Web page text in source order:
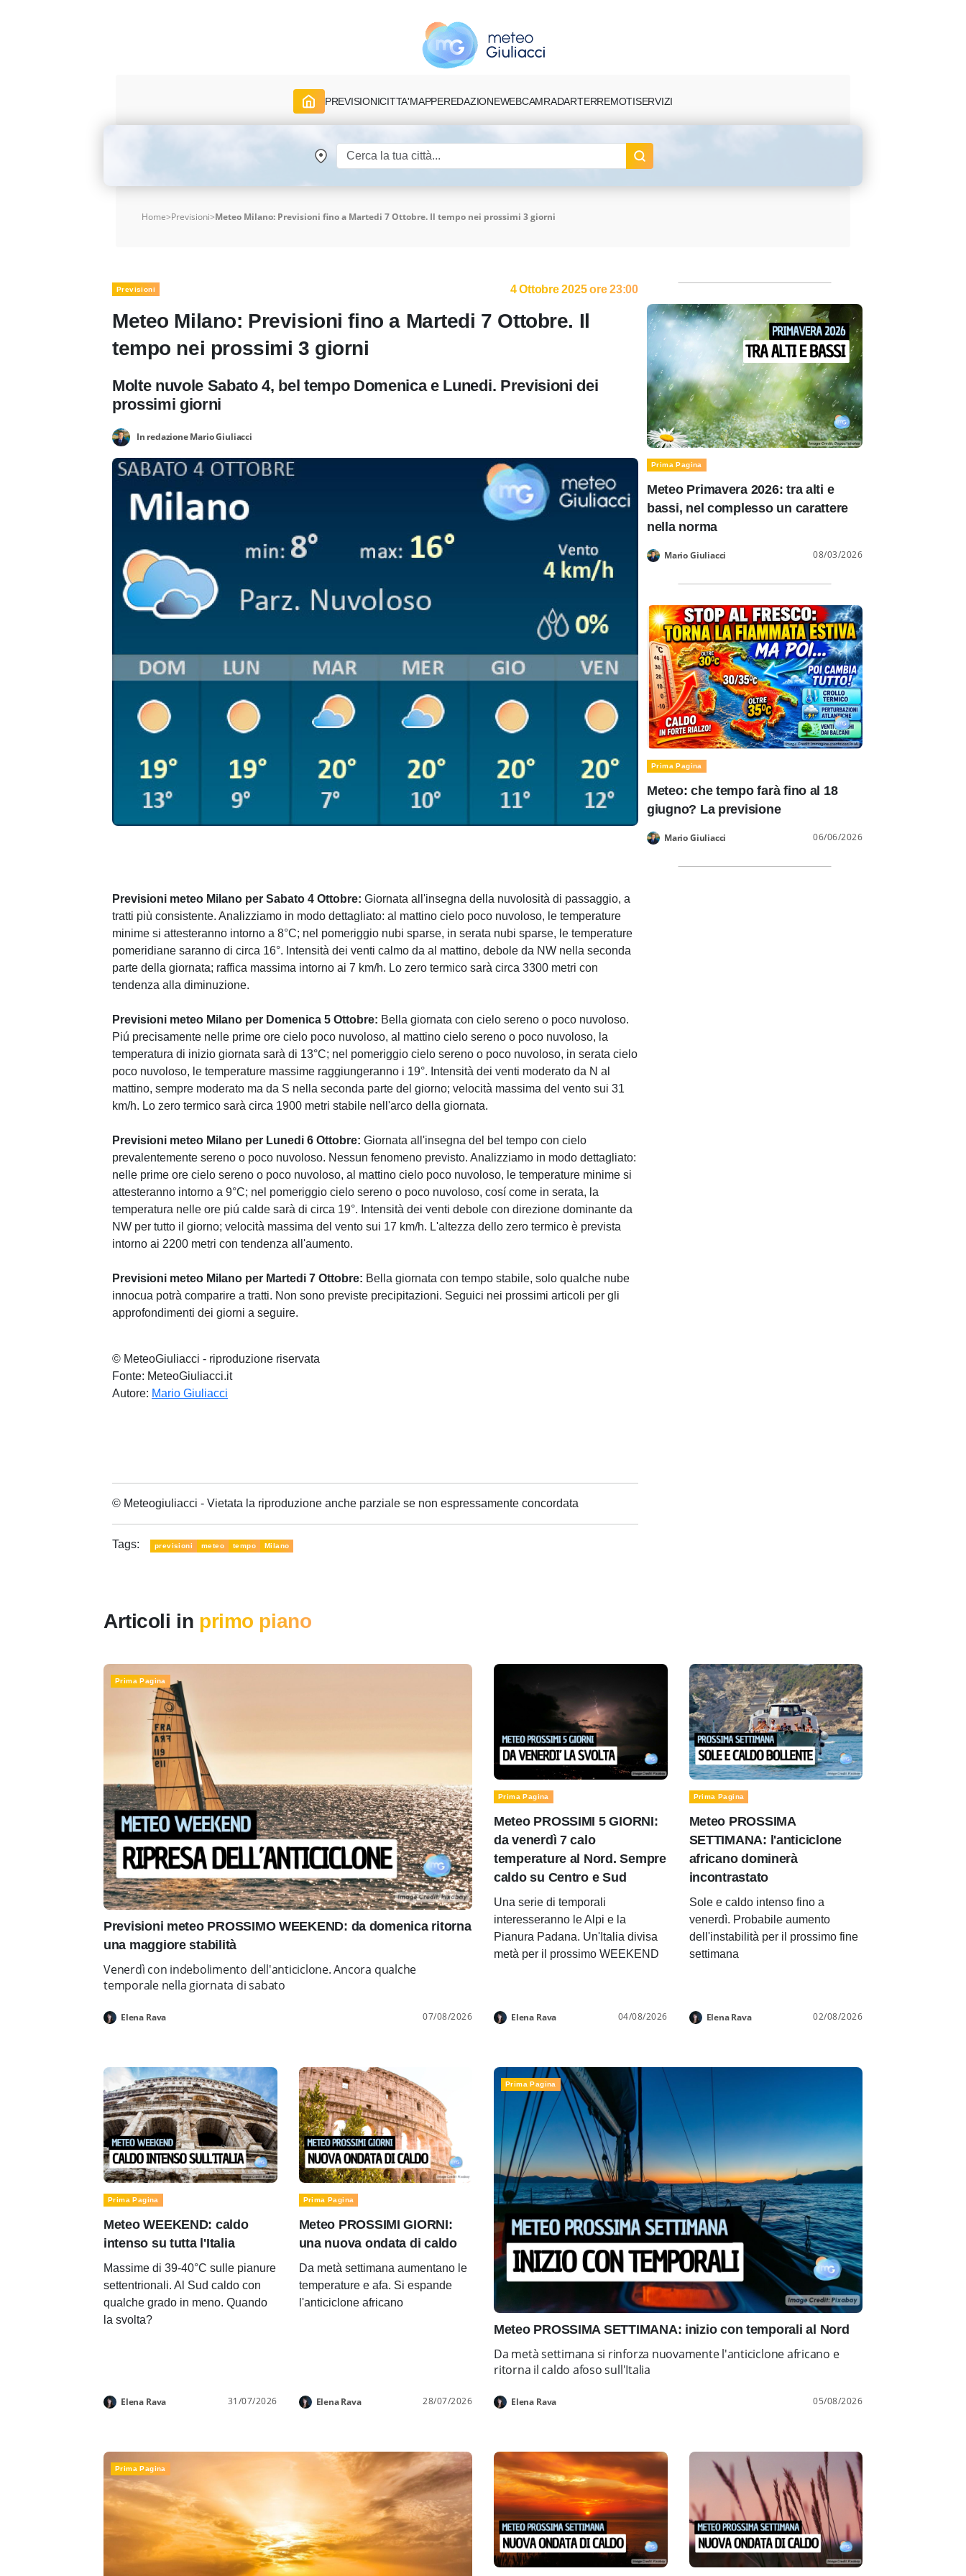
PREVISIONICITTA'MAPPEREDAZIONEWEBCAMRADARTERREMOTISERVIZI
Home>Previsioni>Meteo Milano: Previsioni fino a Martedi 7 Ottobre. Il tempo nei prossimi 3 giorni
Previsioni 4 Ottobre 2025 ore 23:00
Meteo Milano: Previsioni fino a Martedi 7 Ottobre. Il
tempo nei prossimi 3 giorni
Molte nuvole Sabato 4, bel tempo Domenica e Lunedi. Previsioni dei
prossimi giorni
In redazione Mario Giuliacci
Previsioni meteo Milano per Sabato 4 Ottobre: Giornata all'insegna della nuvolosità di passaggio, a
tratti più consistente. Analizziamo in modo dettagliato: al mattino cielo poco nuvoloso, le temperature
minime si attesteranno intorno a 8°C; nel pomeriggio nubi sparse, in serata nubi sparse, le temperature
pomeridiane saranno di circa 16°. Intensità dei venti calmo da al mattino, debole da NW nella seconda
parte della giornata; raffica massima intorno ai 7 km/h. Lo zero termico sarà circa 3300 metri con
tendenza alla diminuzione.
Previsioni meteo Milano per Domenica 5 Ottobre: Bella giornata con cielo sereno o poco nuvoloso.
Piú precisamente nelle prime ore cielo poco nuvoloso, al mattino cielo sereno o poco nuvoloso, la
temperatura di inizio giornata sarà di 13°C; nel pomeriggio cielo sereno o poco nuvoloso, in serata cielo
poco nuvoloso, le temperature massime raggiungeranno i 19°. Intensità dei venti moderato da N al
mattino, sempre moderato ma da S nella seconda parte del giorno; velocità massima del vento sui 31
km/h. Lo zero termico sarà circa 1900 metri stabile nell'arco della giornata.
Previsioni meteo Milano per Lunedi 6 Ottobre: Giornata all'insegna del bel tempo con cielo
prevalentemente sereno o poco nuvoloso. Nessun fenomeno previsto. Analizziamo in modo dettagliato:
nelle prime ore cielo sereno o poco nuvoloso, al mattino cielo poco nuvoloso, le temperature minime si
attesteranno intorno a 9°C; nel pomeriggio cielo sereno o poco nuvoloso, cosí come in serata, la
temperatura nelle ore piú calde sarà di circa 19°. Intensità dei venti debole con direzione dominante da
NW per tutto il giorno; velocità massima del vento sui 17 km/h. L'altezza dello zero termico è prevista
intorno ai 2200 metri con tendenza all'aumento.
Previsioni meteo Milano per Martedi 7 Ottobre: Bella giornata con tempo stabile, solo qualche nube
innocua potrà comparire a tratti. Non sono previste precipitazioni. Seguici nei prossimi articoli per gli
approfondimenti dei giorni a seguire.
© MeteoGiuliacci - riproduzione riservata
Fonte: MeteoGiuliacci.it
Autore: Mario Giuliacci
© Meteogiuliacci - Vietata la riproduzione anche parziale se non espressamente concordata
Tags: previsioni meteo tempo Milano
Prima Pagina
Meteo Primavera 2026: tra alti e
bassi, nel complesso un carattere
nella norma
Mario Giuliacci 08/03/2026
Prima Pagina
Meteo: che tempo farà fino al 18
giugno? La previsione
Mario Giuliacci 06/06/2026
Articoli in primo piano
Prima Pagina
Previsioni meteo PROSSIMO WEEKEND: da domenica ritorna
una maggiore stabilità
Venerdì con indebolimento dell'anticiclone. Ancora qualche
temporale nella giornata di sabato
Elena Rava 07/08/2026
Prima Pagina
Meteo PROSSIMI 5 GIORNI:
da venerdì 7 calo
temperature al Nord. Sempre
caldo su Centro e Sud
Una serie di temporali
interesseranno le Alpi e la
Pianura Padana. Un'Italia divisa
metà per il prossimo WEEKEND
Elena Rava 04/08/2026
Prima Pagina
Meteo PROSSIMA
SETTIMANA: l'anticiclone
africano dominerà
incontrastato
Sole e caldo intenso fino a
venerdì. Probabile aumento
dell'instabilità per il prossimo fine
settimana
Elena Rava 02/08/2026
Prima Pagina
Meteo WEEKEND: caldo
intenso su tutta l'Italia
Massime di 39-40°C sulle pianure
settentrionali. Al Sud caldo con
qualche grado in meno. Quando
la svolta?
Elena Rava 31/07/2026
Prima Pagina
Meteo PROSSIMI GIORNI:
una nuova ondata di caldo
Da metà settimana aumentano le
temperature e afa. Si espande
l'anticiclone africano
Elena Rava 28/07/2026
Prima Pagina
Meteo PROSSIMA SETTIMANA: inizio con temporali al Nord
Da metà settimana si rinforza nuovamente l'anticiclone africano e
ritorna il caldo afoso sull'Italia
Elena Rava 05/08/2026
Prima Pagina